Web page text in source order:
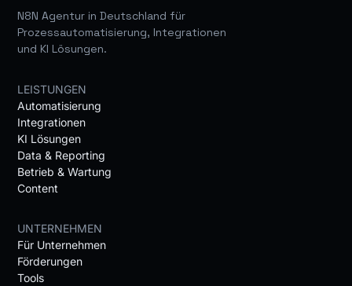
N8N Agentur in Deutschland für
Prozessautomatisierung, Integrationen
und KI Lösungen.
LEISTUNGEN
Automatisierung
Integrationen
KI Lösungen
Data & Reporting
Betrieb & Wartung
Content
UNTERNEHMEN
Für Unternehmen
Förderungen
Tools